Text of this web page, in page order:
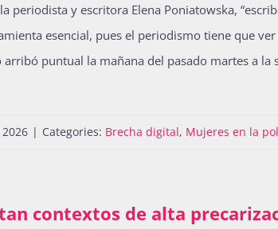
periodista y escritora Elena Poniatowska,
esencial, pues el periodismo tiene que
arribó puntual la mañana del pasado martes a
| Categories: Brecha digital, Mujeres en la
contextos de alta